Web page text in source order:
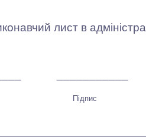
лист в
Підпис